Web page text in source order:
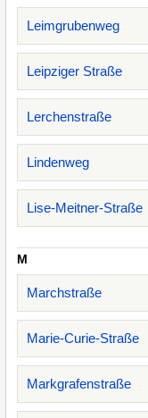
Leimgrubenweg
Leipziger Straße
Lerchenstraße
Lindenweg
Lise-Meitner-Straße
M
Marchstraße
Marie-Curie-Straße
Markgrafenstraße